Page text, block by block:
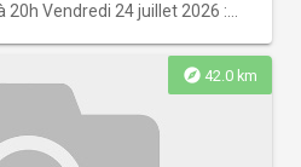
20h Vendredi 24 juillet 2026 :
à 20h Vendredi 14 aout
: Le Loue Bar - 1 rue de
explore 42.0 km